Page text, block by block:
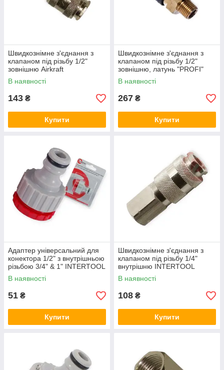
Швидкознімне з'єднання з
клапаном під різьбу 1/2"
зовнішню Airkraft
В наявності
143 ₴
Купити
Швидкознімне з'єднання з
клапаном під різьбу 1/2"
зовнішню, латунь "PROFI"
Airkraft
В наявності
267 ₴
Купити
Адаптер універсальний для
конектора 1/2" з внутрішньою
різьбою 3/4" & 1" INTERTOOL
В наявності
51 ₴
Купити
Швидкознімне з'єднання з
клапаном під різьбу 1/4"
внутрішню INTERTOOL
В наявності
108 ₴
Купити